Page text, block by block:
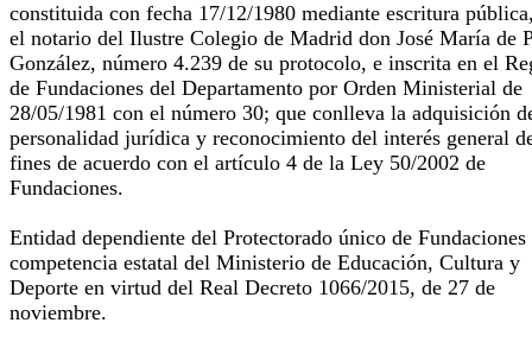
constituida con fecha 17/12/1980 mediante escritura
el notario del Ilustre Colegio de Madrid don José María de
González, número 4.239 de su protocolo, e inscrita en el
de Fundaciones del Departamento por Orden Ministerial de
28/05/1981 con el número 30; que conlleva la adquisición
personalidad jurídica y reconocimiento del interés general
fines de acuerdo con el artículo 4 de la Ley 50/2002 de
Fundaciones.
Entidad dependiente del Protectorado único de Fundaciones
competencia estatal del Ministerio de Educación, Cultura y
Deporte en virtud del Real Decreto 1066/2015, de 27 de
noviembre.